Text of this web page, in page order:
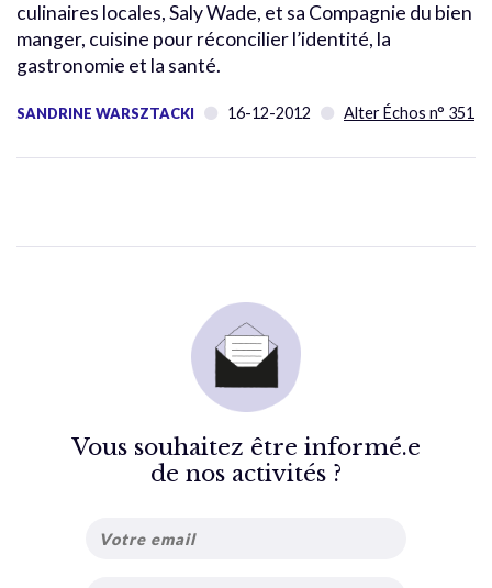
culinaires locales, Saly Wade, et sa Compagnie du bien
manger, cuisine pour réconcilier l’identité, la
gastronomie et la santé.
SANDRINE WARSZTACKI 16-12-2012 Alter Échos n° 351
Vous souhaitez être informé.e
de nos activités ?